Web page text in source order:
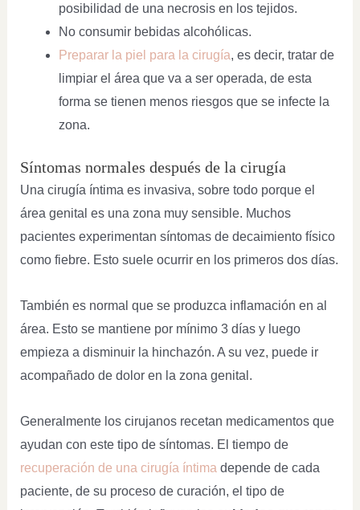
posibilidad de una necrosis en los tejidos.
No consumir bebidas alcohólicas.
Preparar la piel para la cirugía, es decir, tratar de
limpiar el área que va a ser operada, de esta
forma se tienen menos riesgos que se infecte la
zona.
Síntomas normales después de la cirugía
Una cirugía íntima es invasiva, sobre todo porque el
área genital es una zona muy sensible. Muchos
pacientes experimentan síntomas de decaimiento físico
como fiebre. Esto suele ocurrir en los primeros dos días.
También es normal que se produzca inflamación en al
área. Esto se mantiene por mínimo 3 días y luego
empieza a disminuir la hinchazón. A su vez, puede ir
acompañado de dolor en la zona genital.
Generalmente los cirujanos recetan medicamentos que
ayudan con este tipo de síntomas. El tiempo de
recuperación de una cirugía íntima depende de cada
paciente, de su proceso de curación, el tipo de